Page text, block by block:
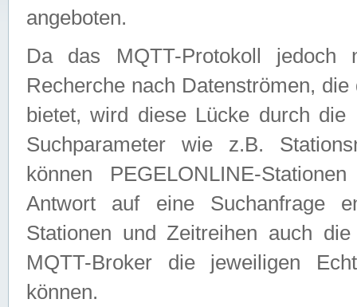
angeboten.
Da das MQTT-Protokoll jedoch
Recherche nach Datenströmen,
bietet, wird diese Lücke durch die
Suchparameter wie z.B.
können PEGELONLINE-
Antwort auf eine Suchanfrage
Stationen und Zeitreihen auch
MQTT-Broker die jeweiligen
können.